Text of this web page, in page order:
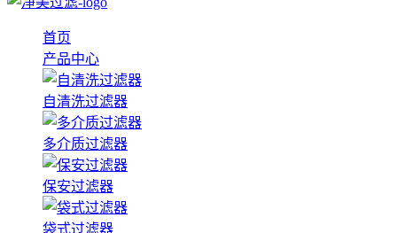
首页
产品中心
自清洗过滤器
多介质过滤器
保安过滤器
袋式过滤器